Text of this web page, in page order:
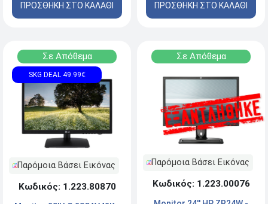
ΠΡΟΣΘΗΚΗ ΣΤΟ ΚΑΛΑΘΙ ΠΡΟΣΘΗΚΗ ΣΤΟ ΚΑΛΑΘΙ
Σε Απόθεμα
SKG DEAL 49.99€
Παρόμοια Βάσει Εικόνας
Κωδικός: 1.223.80870
Σε Απόθεμα
Παρόμοια Βάσει Εικόνας
Κωδικός: 1.223.00076